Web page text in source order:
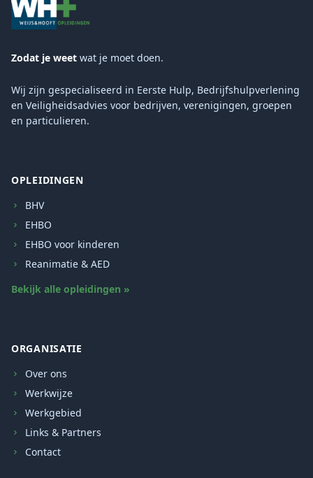
Zodat je weet wat je moet doen.
Wij zijn gespecialiseerd in Eerste Hulp, Bedrijfshulpverlening
en Veiligheidsadvies voor bedrijven, verenigingen, groepen
en particulieren.
OPLEIDINGEN
BHV
EHBO
EHBO voor kinderen
Reanimatie & AED
Bekijk alle opleidingen »
ORGANISATIE
Over ons
Werkwijze
Werkgebied
Links & Partners
Contact